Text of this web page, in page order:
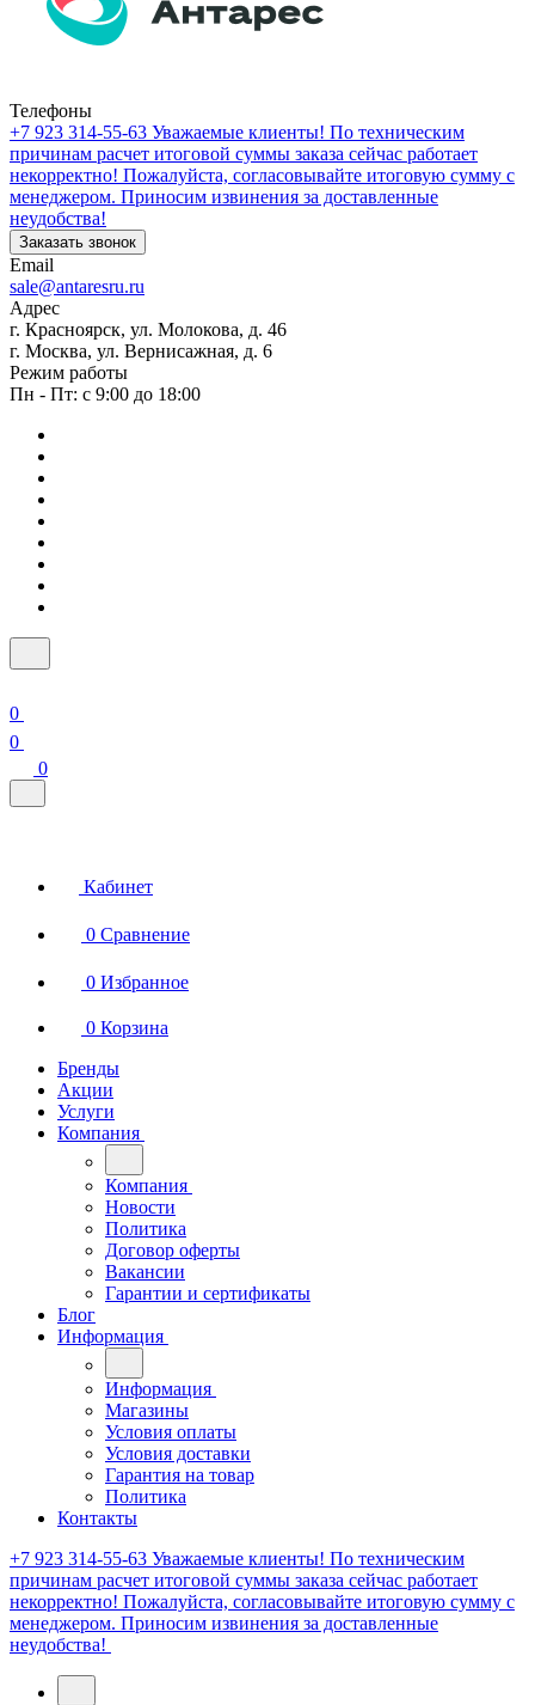
Телефоны
+7 923 314-55-63 Уважаемые клиенты! По техническим
причинам расчет итоговой суммы заказа сейчас работает
некорректно! Пожалуйста, согласовывайте итоговую сумму с
менеджером. Приносим извинения за доставленные
неудобства!
Заказать звонок
Email
sale@antaresru.ru
Адрес
г. Красноярск, ул. Молокова, д. 46
г. Москва, ул. Вернисажная, д. 6
Режим работы
Пн - Пт: с 9:00 до 18:00
0
0
0
Кабинет
0 Сравнение
0 Избранное
0 Корзина
Бренды
Акции
Услуги
Компания
Компания
Новости
Политика
Договор оферты
Вакансии
Гарантии и сертификаты
Блог
Информация
Информация
Магазины
Условия оплаты
Условия доставки
Гарантия на товар
Политика
Контакты
+7 923 314-55-63 Уважаемые клиенты! По техническим
причинам расчет итоговой суммы заказа сейчас работает
некорректно! Пожалуйста, согласовывайте итоговую сумму с
менеджером. Приносим извинения за доставленные
неудобства!